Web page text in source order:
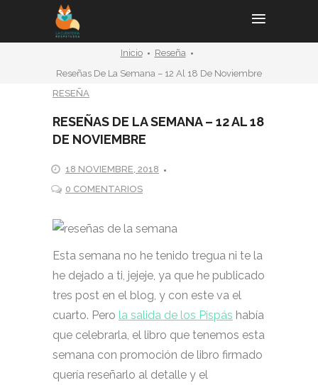
Inicio
Reseña
Reseñas De La Semana – 12 Al 18 De Noviembre
RESEÑA
RESEÑAS DE LA SEMANA – 12 AL 18
DE NOVIEMBRE
18 NOVIEMBRE, 2018
0 COMENTARIOS
Esta semana no he tenido tregua ni te la
he dejado a ti, jejeje, ya que he publicado
tres post en el blog, y con este va el
cuarto. Pero la salida de los Pispás había
que celebrarla, el libro que tenemos esta
semana con promoción de libro firmado
quería reseñarlo al detalle y el